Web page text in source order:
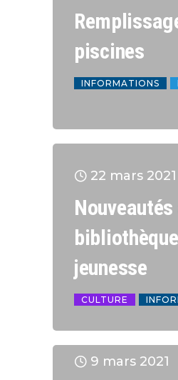
piscines
INFORMATIONS
22 mars 2021
jeunesse
CULTURE
9 mars 2021